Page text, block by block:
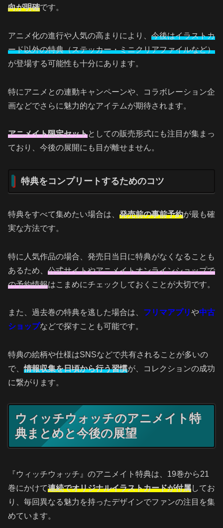
向が明確です。
アニメ化の進行や人気の高まりにより、 今後はイラストカ
ード以外の特典（ステッカー・ミニクリアファイルなど）
が登場する可能性も十分にあります。
特にアニメとの連動キャンペーンや、コラボレーション企
画などでさらに魅力的なアイテムが期待されます。
アニメイト限定セットとしての販売形式にも注目が集まっ
ており、今後の展開にも目が離せません。
特典をコンプリートするためのコツ
特典をすべて集めたい場合は、 発売前の事前予約が最も確
実な方法です。
特に人気作品の場合、発売日当日に特典がなくなることも
あるため、 公式サイトやアニメイトオンラインショップで
の予約情報はこまめにチェックしておくことが大切です。
また、過去巻の特典を逃した場合は、 フリマアプリや中古
ショップなどで探すことも可能です。
特典の絵柄や仕様はSNSなどで共有されることが多いの
で、情報収集を日頃から行う習慣が、コレクションの成功
に繋がります。
ウィッチウォッチのアニメイト特
典まとめと今後の展望
『ウィッチウォッチ』のアニメイト特典は、19巻から21
巻にかけて連続でオリジナルイラストカードが付属してお
り、毎回異なる魅力を持ったデザインでファンの注目を集
めています。